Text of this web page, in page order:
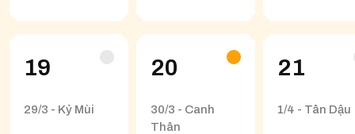
19
29/3 - Kỷ Mùi
20
30/3 - Canh
Thân
21
1/4 - Tân Dậu